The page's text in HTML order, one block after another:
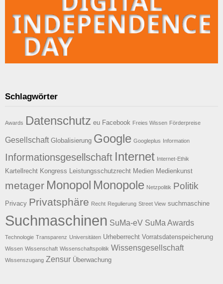
Schlagwörter
Awards Datenschutz eu Facebook Freies Wissen Förderpreise
Gesellschaft Globalisierung Google Googleplus Information
Informationsgesellschaft Internet Internet-Ethik
Kartellrecht Kongress Leistungsschutzrecht Medien Medienkunst
metager Monopol Monopole Netzpolitik Politik
Privacy Privatsphäre Recht Regulierung Street View suchmaschine
Suchmaschinen SuMa-eV SuMa Awards
Technologie Transparenz Universitäten Urheberrecht Vorratsdatenspeicherung
Wissen Wissenschaft Wissenschaftspolitik Wissensgesellschaft
Wissenszugang Zensur Überwachung